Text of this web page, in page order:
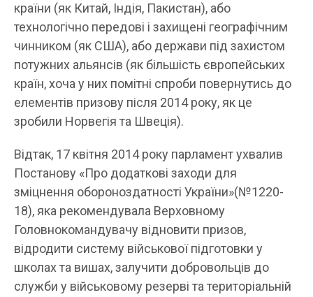
країни (як Китай, Індія, Пакистан), або
технологічно передові і захищені географічним
чинником (як США), або держави під захистом
потужних альянсів (як більшість європейських
країн, хоча у них помітні спроби повернутись до
елементів призову після 2014 року, як це
зробили Норвегія та Швеція).
Відтак, 17 квітня 2014 року парламент ухвалив
Постанову «Про додаткові заходи для
зміцнення обороноздатності України»(№1220-
18), яка рекомендувала Верховному
Головнокомандувачу відновити призов,
відродити систему військової підготовки у
школах та вишах, залучити добровольців до
служби у військовому резерві та територіальній